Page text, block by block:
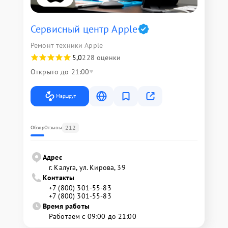
Сервисный центр Apple
Ремонт техники Apple
5,0228 оценки
Открыто до 21:00
Маршрут
ОбзорОтзывы 212
Адрес
г. Калуга, ул. Кирова, 39
Контакты
+7 (800) 301-55-83
+7 (800) 301-55-83
Время работы
Работаем с 09:00 до 21:00